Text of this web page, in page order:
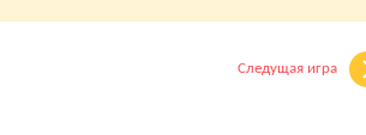
Следущая игра